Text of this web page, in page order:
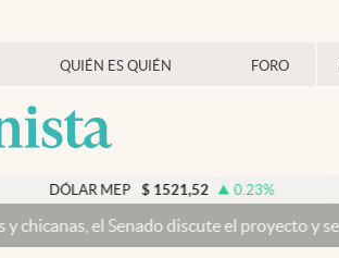
QUIÉN ES QUIÉN FORO
DÓLAR MEP $ 1521,52 0.23%
el Senado discute el proyecto y se